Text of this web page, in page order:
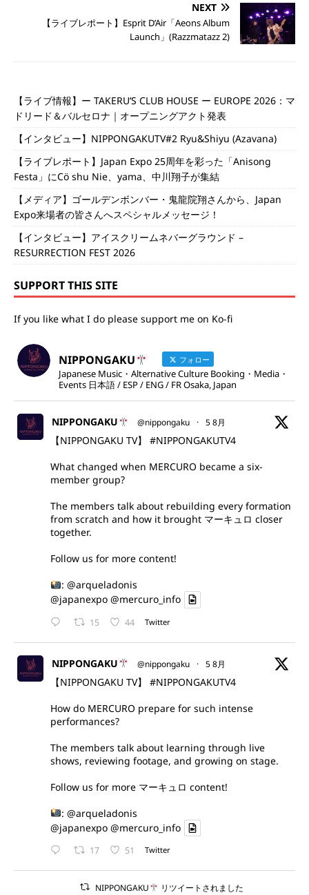
NEXT
【ライブレポート】Esprit D’Air「Aeons Album
Launch」(Razzmatazz 2)
【ライブ情報】ー TAKERU’S CLUB HOUSE ー EUROPE 2026：マ
ドリード＆バルセロナ｜オープニングアクト発表
【インタビュー】NIPPONGAKUTV#2 Ryu&Shiyu (Azavana)
【ライブレポート】Japan Expo 25周年を彩った「Anisong
Festa」にCö shu Nie、yama、中川翔子が集結
【メディア】ゴールデンボンバー・鬼龍院翔さんから、Japan
Expo来場者の皆さんへスペシャルメッセージ！
【インタビュー】アイスクリームネバーグラウンド –
RESURRECTION FEST 2026
SUPPORT THIS SITE
If you like what I do please support me on Ko-fi
NIPPONGAKU フォロー
Japanese Music・Alternative Culture Booking・Media・
Events 日本語 / ESP / ENG / FR Osaka, Japan
NIPPONGAKU @nippongaku · 5 8月
【NIPPONGAKU TV】 #NIPPONGAKUTV4
What changed when MERCURO became a six-
member group?
The members talk about rebuilding every formation
from scratch and how it brought マーキュロ closer
together.
Follow us for more content!
: @arqueladonis
@japanexpo @mercuro_info
15 44 Twitter
NIPPONGAKU @nippongaku · 5 8月
【NIPPONGAKU TV】 #NIPPONGAKUTV4
How do MERCURO prepare for such intense
performances?
The members talk about learning through live
shows, reviewing footage, and growing on stage.
Follow us for more マーキュロ content!
: @arqueladonis
@japanexpo @mercuro_info
17 51 Twitter
NIPPONGAKU リツイートされました